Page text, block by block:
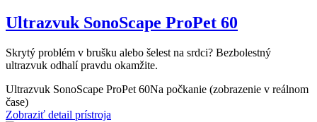
Ultrazvuk SonoScape ProPet 60
Skrytý problém v brušku alebo šelest na srdci? Bezbolestný
ultrazvuk odhalí pravdu okamžite.
Ultrazvuk SonoScape ProPet 60Na počkanie (zobrazenie v reálnom
čase)
Zobraziť detail prístroja